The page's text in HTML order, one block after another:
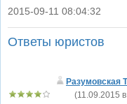
|
2015-09-11 08:04:32
Ответы юристов
Разумовская
(11.09.2015